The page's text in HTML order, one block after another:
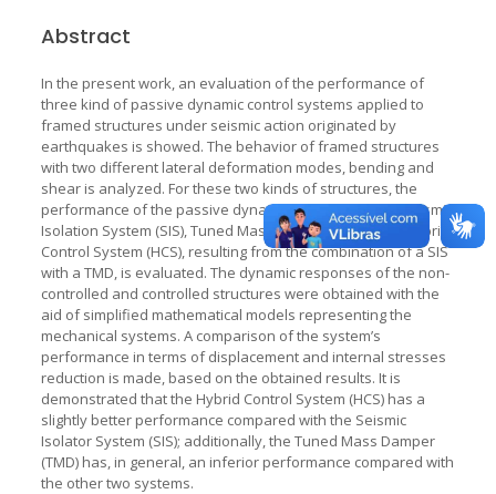
Abstract
In the present work, an evaluation of the performance of
three kind of passive dynamic control systems applied to
framed structures under seismic action originated by
earthquakes is showed. The behavior of framed structures
with two different lateral deformation modes, bending and
shear is analyzed. For these two kinds of structures, the
performance of the passive dynamic control systems Seismic
Isolation System (SIS), Tuned Mass Damper (TMD) and Hybrid
Control System (HCS), resulting from the combination of a SIS
with a TMD, is evaluated. The dynamic responses of the non-
controlled and controlled structures were obtained with the
aid of simplified mathematical models representing the
mechanical systems. A comparison of the system’s
performance in terms of displacement and internal stresses
reduction is made, based on the obtained results. It is
demonstrated that the Hybrid Control System (HCS) has a
slightly better performance compared with the Seismic
Isolator System (SIS); additionally, the Tuned Mass Damper
(TMD) has, in general, an inferior performance compared with
the other two systems.